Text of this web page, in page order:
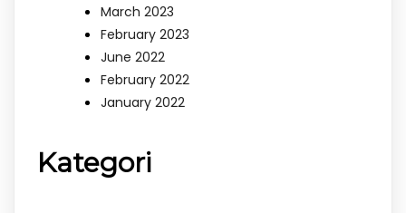
March 2023
February 2023
June 2022
February 2022
January 2022
Kategori